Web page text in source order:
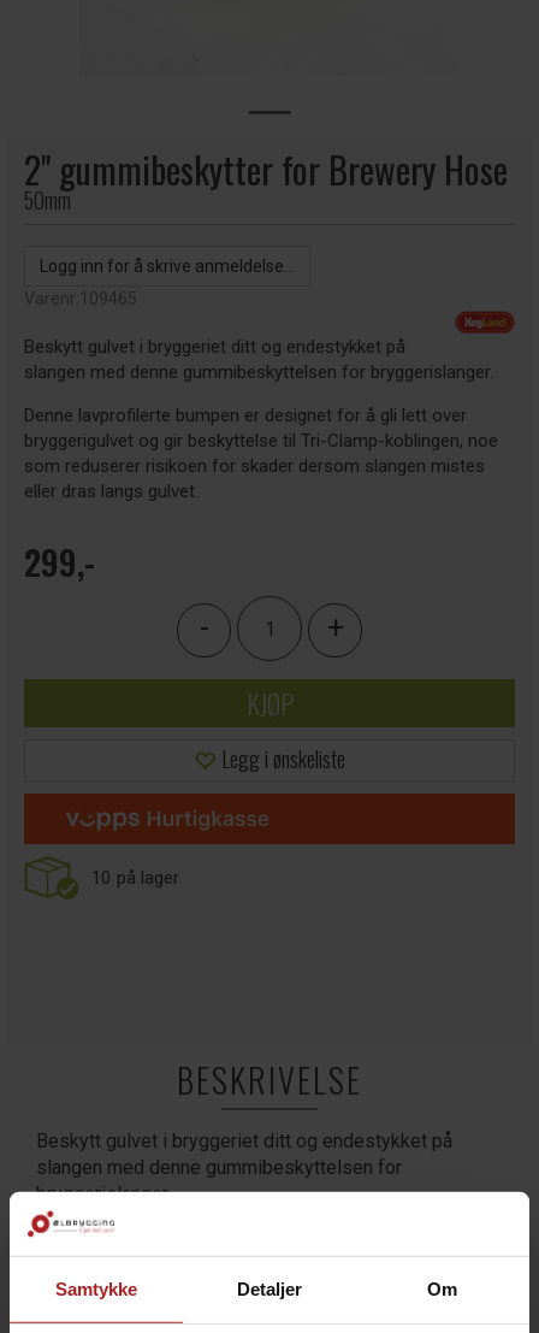
Samtykke Detaljer Om
2" gummibeskytter for Brewery Hose
50mm
Logg inn for å skrive anmeldelse...
Varenr:109465
Beskytt gulvet i bryggeriet ditt og endestykket på
slangen med denne gummibeskyttelsen for bryggerislanger.
Denne lavprofilerte bumpen er designet for å gli lett over
bryggerigulvet og gir beskyttelse til Tri-Clamp-koblingen, noe
som reduserer risikoen for skader dersom slangen mistes
eller dras langs gulvet.
299,-
- +
KJØP
Legg i ønskeliste
10 på lager
BESKRIVELSE
Beskytt gulvet i bryggeriet ditt og endestykket på
slangen med denne gummibeskyttelsen for
bryggerislanger.
Denne lavprofilerte bumpen er designet for å gli lett
over bryggerigulvet og gir beskyttelse til Tri-Clamp-
koblingen, noe som reduserer risikoen for skader
dersom slangen mistes eller dras langs gulvet.